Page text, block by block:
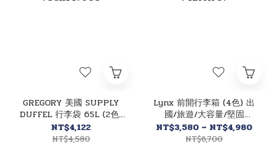
GREGORY 美國 SUPPLY
DUFFEL 行李袋 65L (2色)
73GR147903
NT$4,122
NT$4,580
Lynx 前開行李箱 (4色) 出
國/旅遊/大容量/堅固
74LYMF57
NT$3,580 ~ NT$4,980
NT$6,700